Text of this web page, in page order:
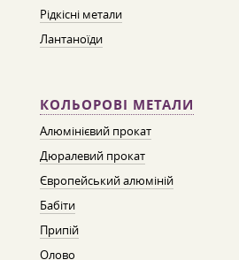
Рідкісні метали
Лантаноїди
КОЛЬОРОВІ МЕТАЛИ
Алюмінієвий прокат
Дюралевий прокат
Європейський алюміній
Бабіти
Припій
Олово